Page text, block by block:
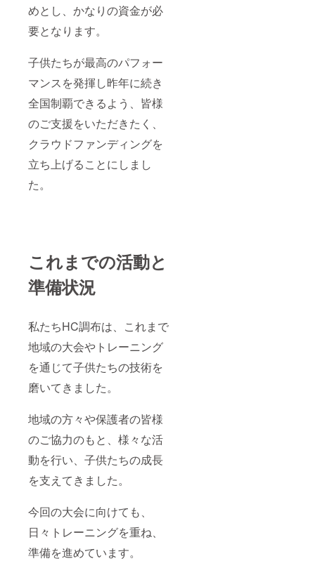
めとし、かなりの資金が必
要となります。
子供たちが最高のパフォー
マンスを発揮し昨年に続き
全国制覇できるよう、皆様
のご支援をいただきたく、
クラウドファンディングを
立ち上げることにしまし
た。
これまでの活動と
準備状況
私たちHC調布は、これまで
地域の大会やトレーニング
を通じて子供たちの技術を
磨いてきました。
地域の方々や保護者の皆様
のご協力のもと、様々な活
動を行い、子供たちの成長
を支えてきました。
今回の大会に向けても、
日々トレーニングを重ね、
準備を進めています。